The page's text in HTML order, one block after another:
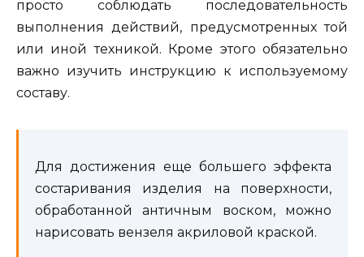
просто соблюдать последовательность
выполнения действий, предусмотренных той
или иной техникой. Кроме этого обязательно
важно изучить инструкцию к используемому
составу.
Для достижения еще большего эффекта
состаривания изделия на поверхности,
обработанной античным воском, можно
нарисовать вензеля акриловой краской.